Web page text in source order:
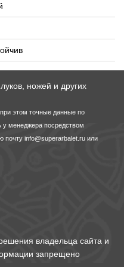
ножей и других
этом точные данные по
у менеджера посредством
почту info@superarbalet.ru или
владельца сайта и
запрещено